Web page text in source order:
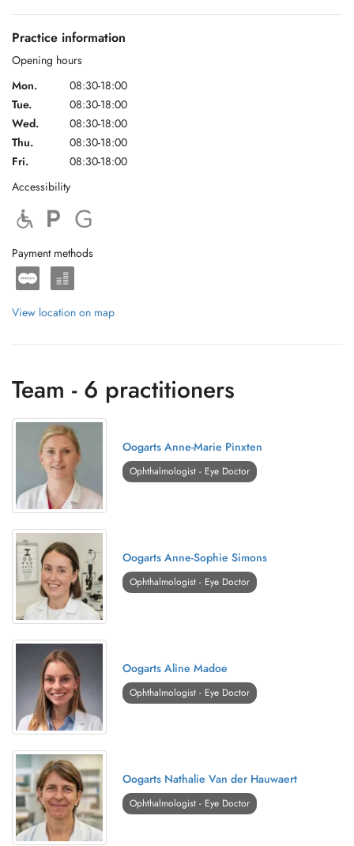
Foto 2
voetpad rijden (is toegestaan). Niet terug op de hoofdrijbaan rijden.
Foto 3
Iets voor het einde van het voetpad rechts afdraaien in de Parking.
Foto 4
Ingang van de parkeergarage (opgelet smalle ingang). De ingang van
Practice information
Opening hours
Mon.
08:30-18:00
Tue.
08:30-18:00
Wed.
08:30-18:00
Thu.
08:30-18:00
Fri.
08:30-18:00
Accessibility
Payment methods
View location on map
Team - 6 practitioners
Oogarts Anne-Marie Pinxten
Ophthalmologist - Eye Doctor
Oogarts Anne-Sophie Simons
Ophthalmologist - Eye Doctor
Oogarts Aline Madoe
Ophthalmologist - Eye Doctor
Oogarts Nathalie Van der Hauwaert
Ophthalmologist - Eye Doctor